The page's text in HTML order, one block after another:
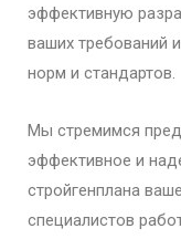
эффективную
ваших требований
норм и стандартов.
Мы стремимся
эффективное и
стройгенплана
специалистов